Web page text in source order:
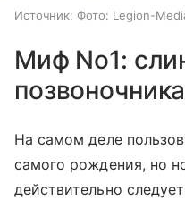
Источник: Фото: Legion-
Миф No1:
На самом деле
самого рождения, но
действительно